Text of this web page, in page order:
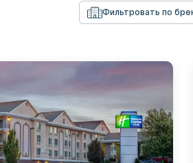
Фильтровать по